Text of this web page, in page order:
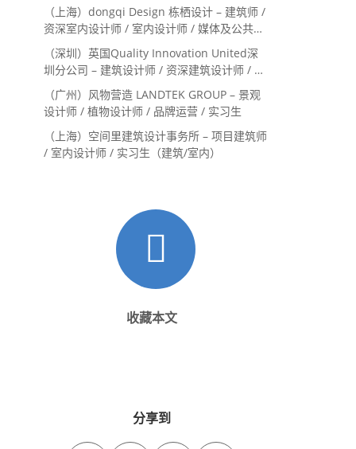
（上海）dongqi Design 栋栖设计 – 建筑师 /
资深室内设计师 / 室内设计师 / 媒体及公共关
系主管 / 设计实习生（常年招聘）
（深圳）英国Quality Innovation United深
圳分公司 – 建筑设计师 / 资深建筑设计师 / 室
内设计师 / 设计实习生
（广州）风物营造 LANDTEK GROUP – 景观
设计师 / 植物设计师 / 品牌运营 / 实习生
（上海）空间里建筑设计事务所 – 项目建筑师
/ 室内设计师 / 实习生（建筑/室内）
收藏本文
分享到